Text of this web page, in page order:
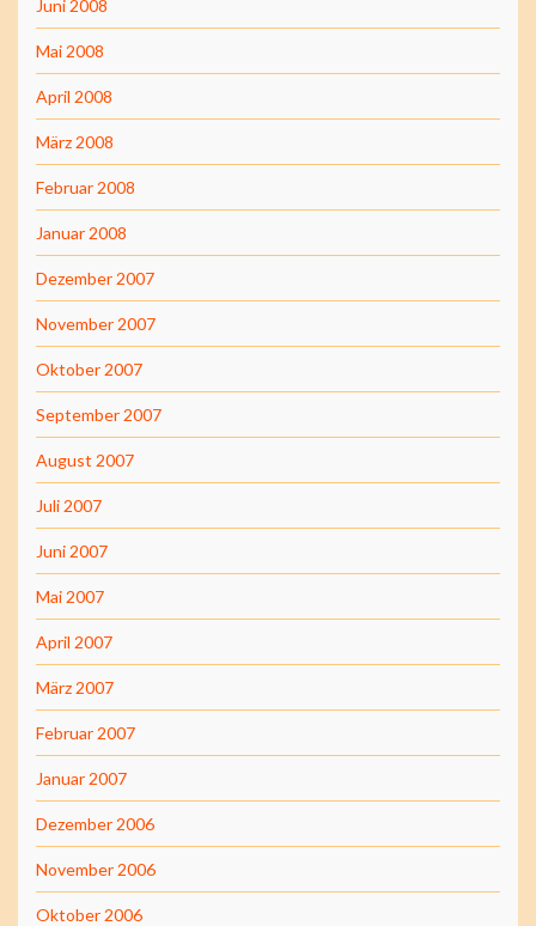
Juni 2008
Mai 2008
April 2008
März 2008
Februar 2008
Januar 2008
Dezember 2007
November 2007
Oktober 2007
September 2007
August 2007
Juli 2007
Juni 2007
Mai 2007
April 2007
März 2007
Februar 2007
Januar 2007
Dezember 2006
November 2006
Oktober 2006